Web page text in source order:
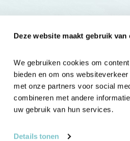
Deze website maakt gebruik van
We gebruiken cookies om
bieden en om ons
met onze partners voor social
combineren met andere
uw gebruik van hun services.
Details tonen